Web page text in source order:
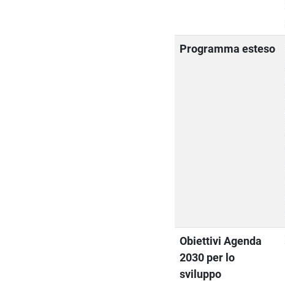
Programma esteso
Obiettivi Agenda
2030 per lo
sviluppo